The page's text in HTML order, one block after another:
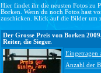
Hier findet ihr die neusten Fotos zu
Borken. Wenn du noch Fotos hast
zuschicken. Klick auf die Bilder um
Der Grosse Preis von Borken
Reiter, die Sieger.
Eingetragen
Anzahl der